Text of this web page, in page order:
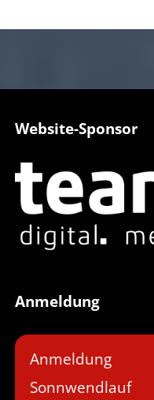
Website-Sponsor
Anmeldung
Anmeldung
Sonnwendlauf